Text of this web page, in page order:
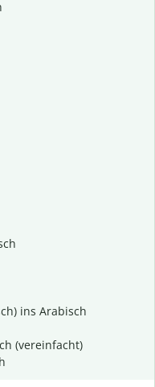
ins Arabisch
(vereinfacht)